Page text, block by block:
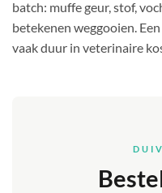
batch: muffe geur, stof,
betekenen weggooien.
vaak duur in veterinaire